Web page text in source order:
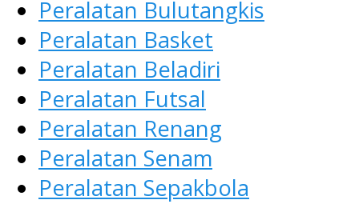
Peralatan Bulutangkis
Peralatan Basket
Peralatan Beladiri
Peralatan Futsal
Peralatan Renang
Peralatan Senam
Peralatan Sepakbola